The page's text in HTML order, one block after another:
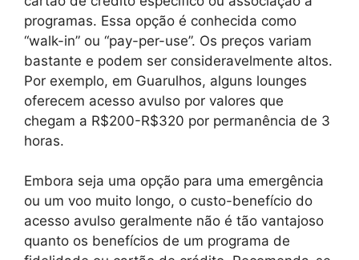
programas. Essa opção é conhecida como
“walk-in” ou “pay-per-use”. Os preços variam
bastante e podem ser consideravelmente altos.
Por exemplo, em Guarulhos, alguns lounges
oferecem acesso avulso por valores que
chegam a R$200-R$320 por permanência de 3
horas.
Embora seja uma opção para uma emergência
ou um voo muito longo, o custo-benefício do
acesso avulso geralmente não é tão vantajoso
quanto os benefícios de um programa de